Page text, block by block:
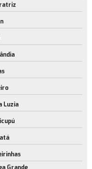
Luzia